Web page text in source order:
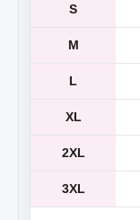
S
M
L
XL
2XL
3XL